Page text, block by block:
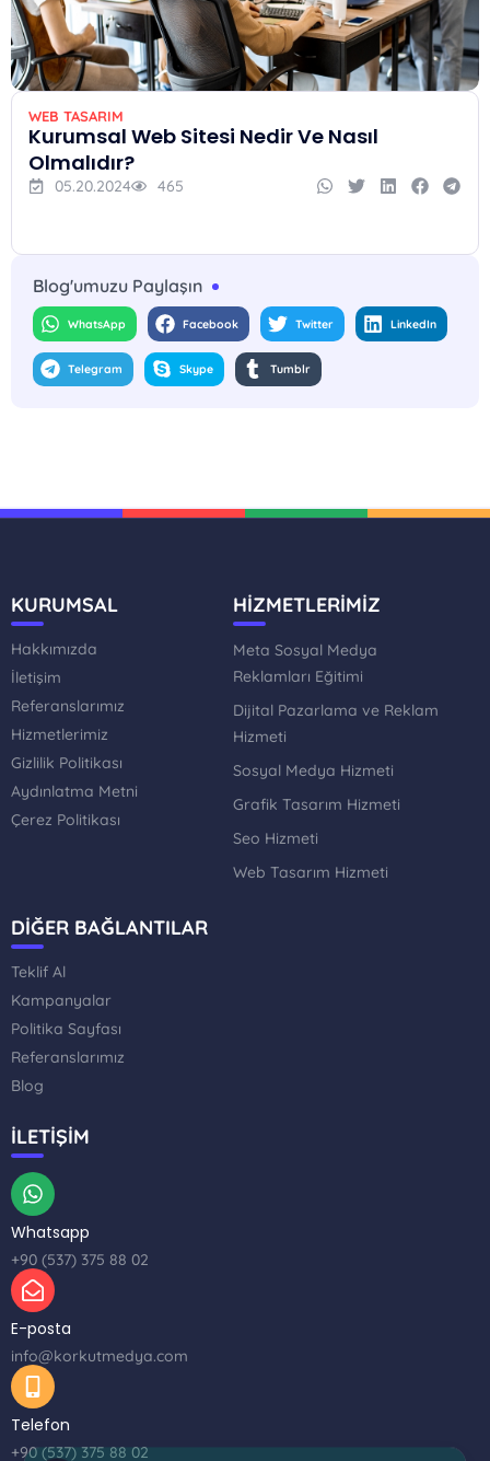
WEB TASARIM
Kurumsal Web Sitesi Nedir Ve Nasıl
Olmalıdır?
05.20.2024 465
Blog'umuzu Paylaşın
WhatsApp Facebook Twitter LinkedIn
Telegram Skype Tumblr
KURUMSAL
Hakkımızda
İletişim
Referanslarımız
Hizmetlerimiz
Gizlilik Politikası
Aydınlatma Metni
Çerez Politikası
HİZMETLERİMİZ
Meta Sosyal Medya
Reklamları Eğitimi
Dijital Pazarlama ve Reklam
Hizmeti
Sosyal Medya Hizmeti
Grafik Tasarım Hizmeti
Seo Hizmeti
Web Tasarım Hizmeti
DİĞER BAĞLANTILAR
Teklif Al
Kampanyalar
Politika Sayfası
Referanslarımız
Blog
İLETİŞİM
Whatsapp
+90 (537) 375 88 02
E-posta
info@korkutmedya.com
Telefon
+90 (537) 375 88 02
Merhaba, Size nasıl yardımcı olabiliriz? Şu anda
çevrimiçiyiz!